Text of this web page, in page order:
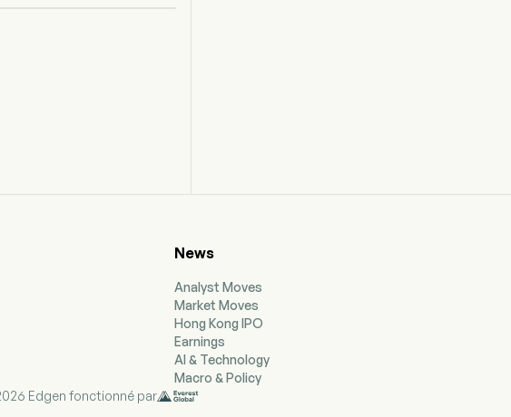
News
Analyst Moves
Market Moves
Hong Kong IPO
Earnings
AI & Technology
Macro & Policy
Edgen fonctionné par